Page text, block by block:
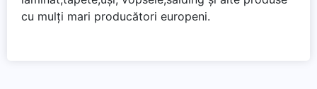
cu mulți mari producători europeni.